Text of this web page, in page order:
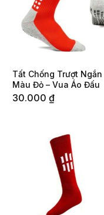
Tất Chống Trượt Ngắn
Màu Đỏ – Vua Áo Đấu
30.000 ₫